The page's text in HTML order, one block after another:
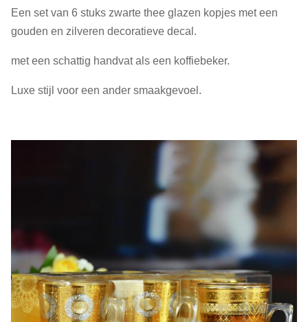
Een set van 6 stuks zwarte thee glazen kopjes met een
gouden en zilveren decoratieve decal.
met een schattig handvat als een koffiebeker.
Luxe stijl voor een ander smaakgevoel.